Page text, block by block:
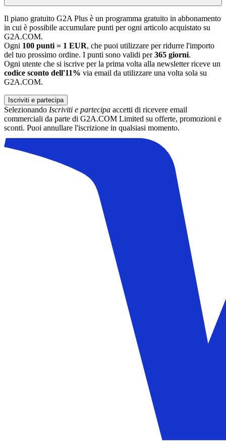
Il piano gratuito G2A Plus è un programma gratuito in abbonamento
in cui è possibile accumulare punti per ogni articolo acquistato su
G2A.COM.
Ogni 100 punti = 1 EUR, che puoi utilizzare per ridurre l'importo
del tuo prossimo ordine. I punti sono validi per365 giorni.
Ogni utente che si iscrive per la prima volta alla newsletter riceve un
codice sconto dell'11% via email da utilizzare una volta sola su
G2A.COM.
Iscriviti e partecipa
Selezionando Iscriviti e partecipa accetti di ricevere email
commerciali da parte di G2A.COM Limited su offerte, promozioni e
sconti. Puoi annullare l'iscrizione in qualsiasi momento.